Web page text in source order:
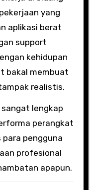
yang
aplikasi berat
support
kehidupan
bakal membuat
realistis.
sangat lengkap
perangkat
para pengguna
profesional
apapun.